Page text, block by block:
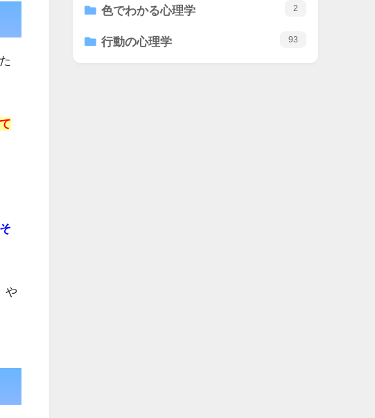
や
色でわかる心理学 2
行動の心理学 93